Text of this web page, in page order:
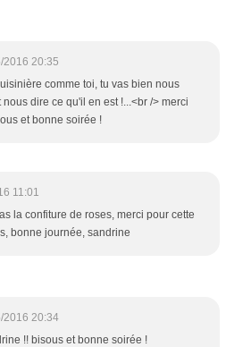
2016 20:35
comme toi, tu vas bien nous
nous dire ce qu'il en est !...<br /> merci
et bonne soirée !
11:01
la confiture de roses, merci pour cette
bonne journée, sandrine
2016 20:34
!! bisous et bonne soirée !